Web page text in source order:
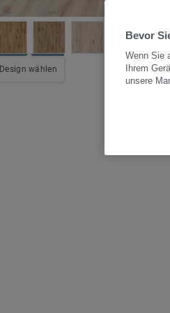
Design wählen
Bevor
Wenn Sie
Ihrem
unsere